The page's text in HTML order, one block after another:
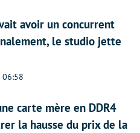
avoir un concurrent
le studio jette
carte mère en DDR4
la hausse du prix de la